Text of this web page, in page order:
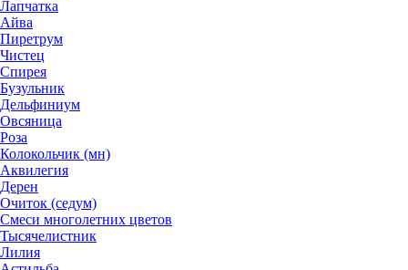
Лапчатка
Айва
Пиретрум
Чистец
Спирея
Бузульник
Дельфиниум
Овсяница
Роза
Колокольчик (мн)
Аквилегия
Дерен
Очиток (седум)
Смеси многолетних цветов
Тысячелистник
Лилия